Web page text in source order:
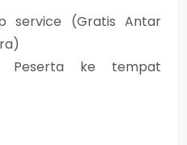
service (Gratis Antar
Peserta ke tempat